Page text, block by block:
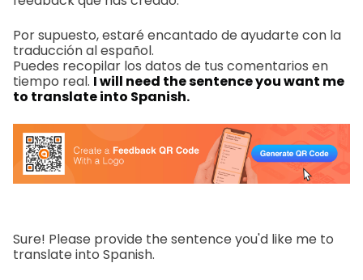
Por supuesto, estaré encantado de ayudarte con la
traducción al español.
Puedes recopilar los datos de tus comentarios en
tiempo real. I will need the sentence you want me
to translate into Spanish.
Sure! Please provide the sentence you'd like me to
translate into Spanish.